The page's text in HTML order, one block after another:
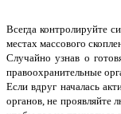
Всегда контролируйте
местах массового
Случайно узнав о
правоохранительные
Если вдруг началась
органов, не проявляйте